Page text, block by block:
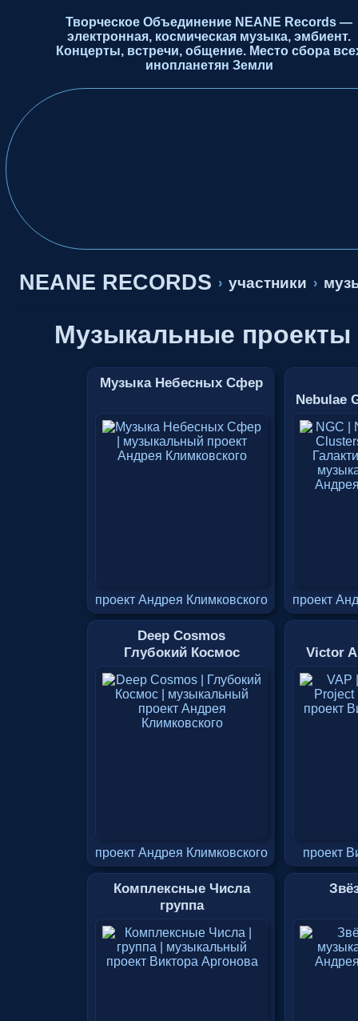
Творческое Объединение NEANE Records —
электронная, космическая музыка, эмбиент.
Концерты, встречи, общение. Место сбора
инопланетян Земли
NEANE RECORDS › участники ›
Музыкальные проекты
Музыка Небесных Сфер
проект Андрея Климковского
Nebulae
проект
Deep Cosmos
Глубокий Космос
проект Андрея Климковского
Victor
проект
Комплексные Числа
группа